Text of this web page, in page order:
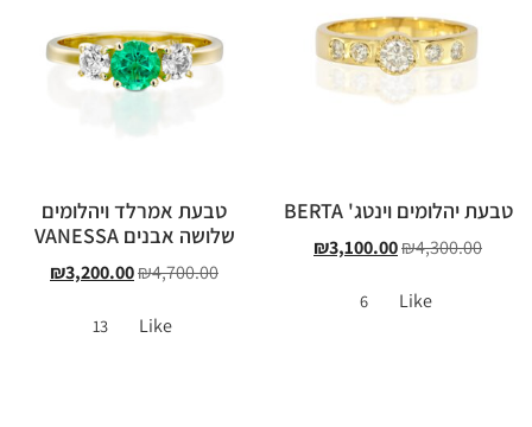
טבעת יהלומים וינטג' BERTA
₪4,300.00
₪3,100.00
Like
6
טבעת אמרלד ויהלומים
שלושה אבנים VANESSA
₪4,700.00
₪3,200.00
Like
13